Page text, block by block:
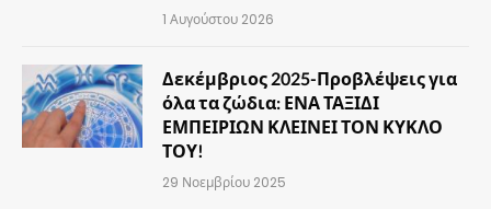
1 Αυγούστου 2026
Δεκέμβριος 2025-Προβλέψεις για
όλα τα ζώδια: ΕΝΑ ΤΑΞΙΔΙ
ΕΜΠΕΙΡΙΩΝ ΚΛΕΙΝΕΙ ΤΟΝ ΚΥΚΛΟ
ΤΟΥ!
29 Νοεμβρίου 2025